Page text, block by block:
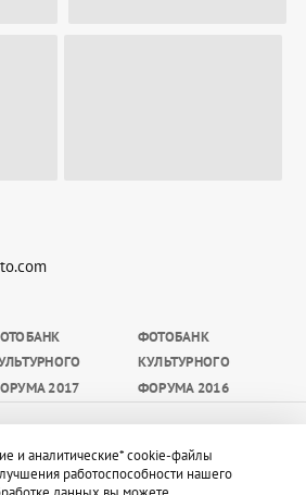
и аналитические* cookie-файлы
работоспособности нашего
а также средствам массовой
2017
ФОТОБАНК
КУЛЬТУРНОГО
ФОРУМА 2016